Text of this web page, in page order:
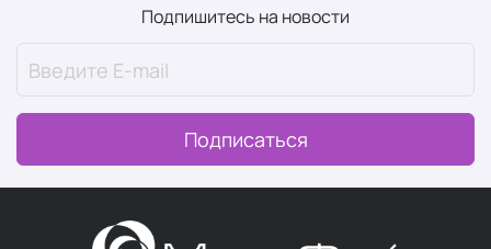
Подпишитесь на новости
Подписаться